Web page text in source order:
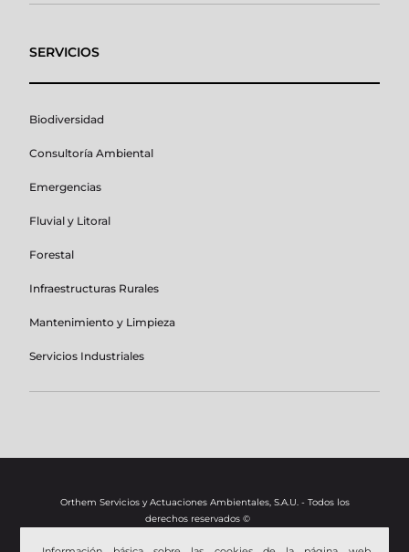
SERVICIOS
Biodiversidad
Consultoría Ambiental
Emergencias
Fluvial y Litoral
Forestal
Infraestructuras Rurales
Mantenimiento y Limpieza
Servicios Industriales
Orthem Servicios y Actuaciones Ambientales, S.A.U. - Todos los
derechos reservados ©